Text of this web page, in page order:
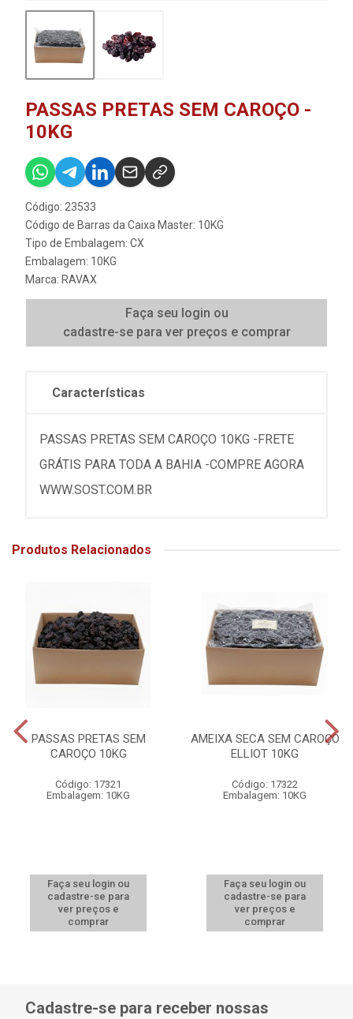
PASSAS PRETAS SEM CAROÇO -
10KG
Código: 23533
Código de Barras da Caixa Master: 10KG
Tipo de Embalagem: CX
Embalagem: 10KG
Marca: RAVAX
Faça seu login ou
cadastre-se para ver preços e comprar
Características
PASSAS PRETAS SEM CAROÇO 10KG -FRETE
GRÁTIS PARA TODA A BAHIA -COMPRE AGORA
WWW.SOST.COM.BR
Produtos Relacionados
PASSAS PRETAS SEM
CAROÇO 10KG
Código: 17321
Embalagem: 10KG
Faça seu login ou
cadastre-se para
ver preços e
comprar
AMEIXA SECA SEM CAROÇO
ELLIOT 10KG
Código: 17322
Embalagem: 10KG
Faça seu login ou
cadastre-se para
ver preços e
comprar
Cadastre-se para receber nossas